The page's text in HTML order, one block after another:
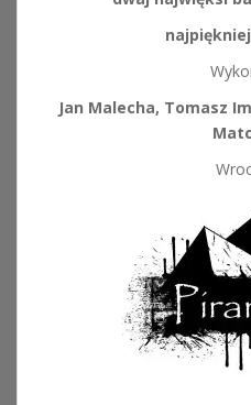
Jan Malecha, Tomasz